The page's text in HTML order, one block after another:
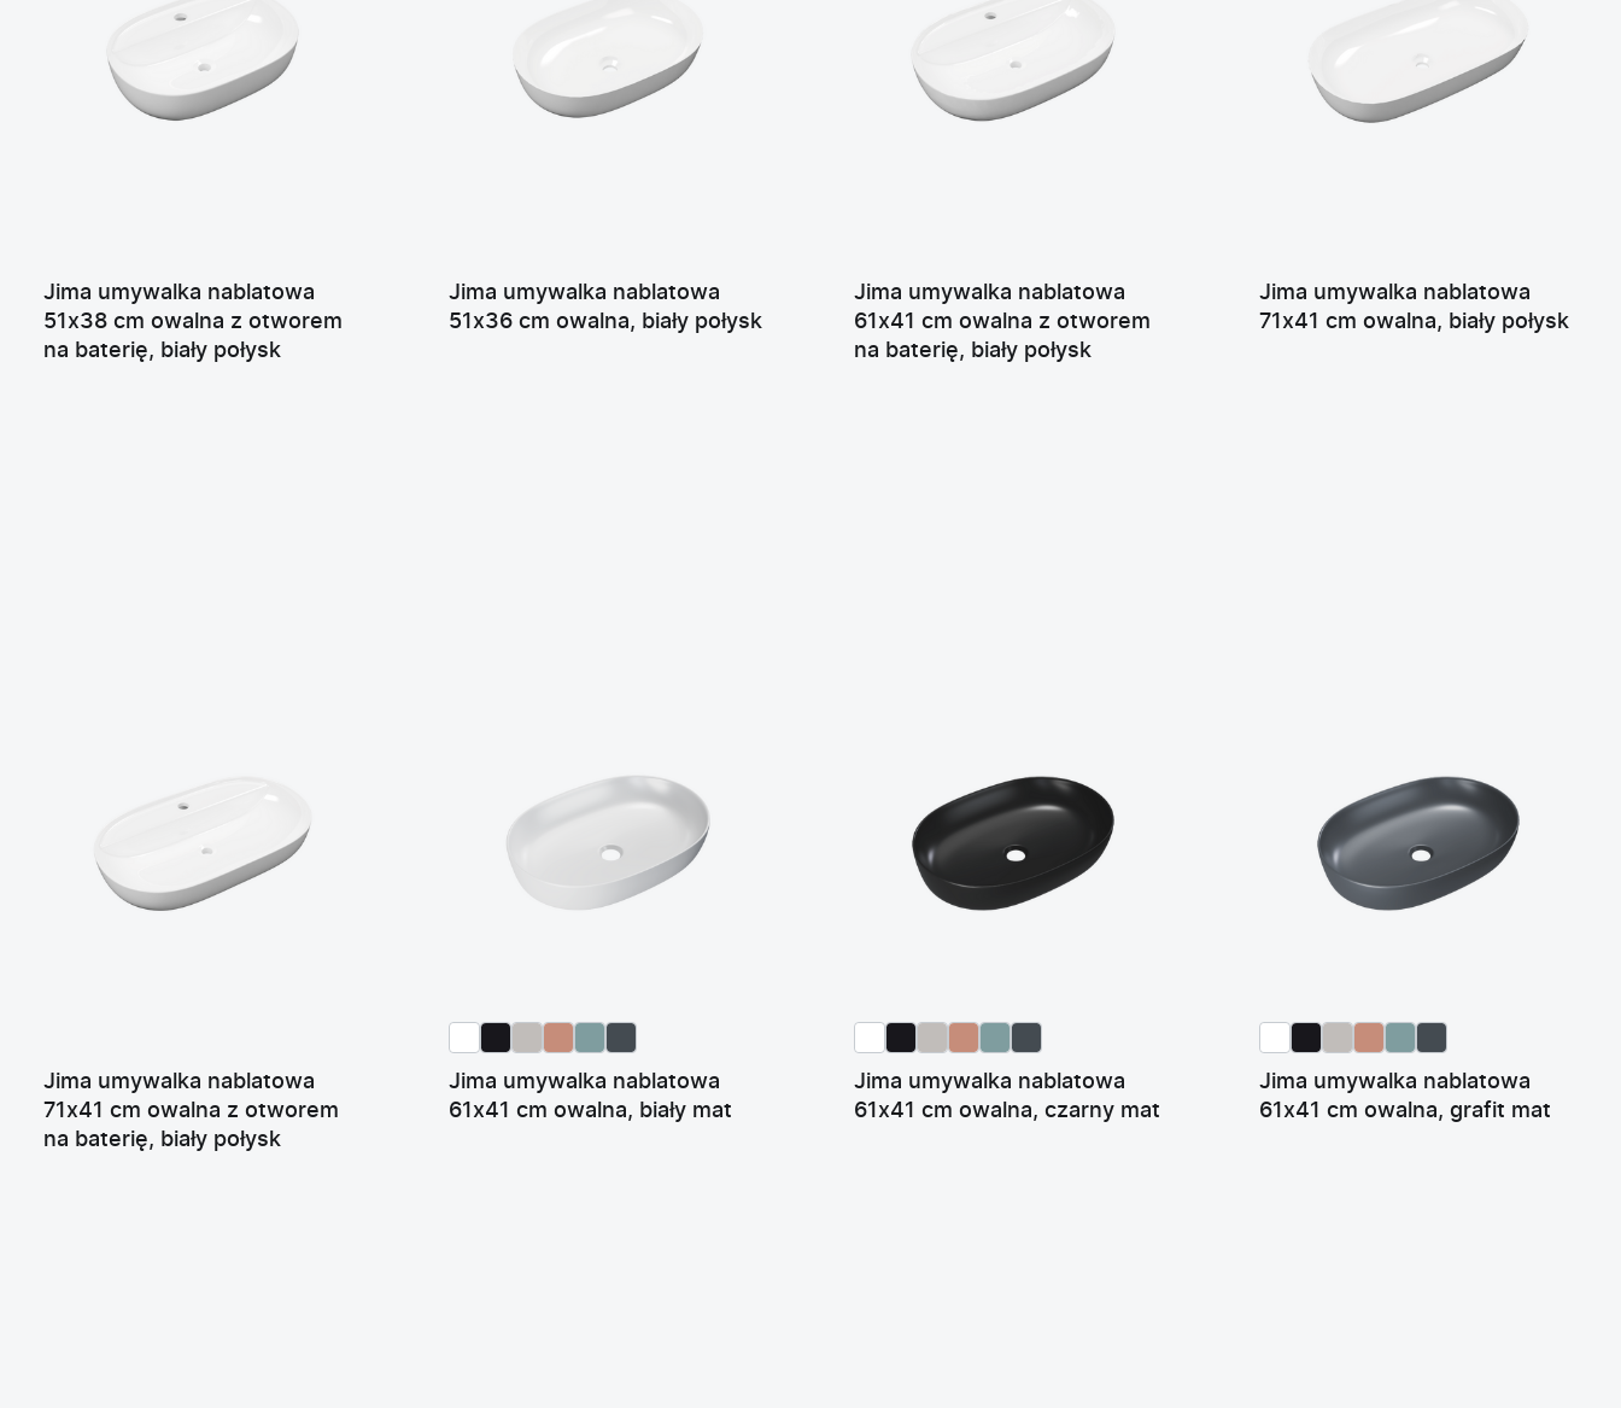
Jima umywalka nablatowa
51x38 cm owalna z otworem
na baterię, biały połysk
Jima umywalka nablatowa
51x36 cm owalna, biały połysk
Jima umywalka nablatowa
61x41 cm owalna z otworem
na baterię, biały połysk
Jima umywalka nablatowa
71x41 cm owalna, biały połysk
Jima umywalka nablatowa
71x41 cm owalna z otworem
na baterię, biały połysk
Jima umywalka nablatowa
61x41 cm owalna, biały mat
Jima umywalka nablatowa
61x41 cm owalna, czarny mat
Jima umywalka nablatowa
61x41 cm owalna, grafit mat